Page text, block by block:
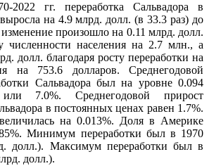
2022 гг. переработка Сальвадора в
на 4.9 млрд. долл. (в 33.3 раз) до
произошло на 0.11 млрд. долл.
численности населения на 2.7 млн., а
долл. благодаря росту переработки на
на 753.6 долларов. Среднегодовой
Сальвадора был на уровне 0.094
7.0%. Среднегодовой прирост
в постоянных ценах равен 1.7%.
на 0.013%. Доля в Америке
Минимум переработки был в 1970
долл.). Максимум переработки был в
долл.).